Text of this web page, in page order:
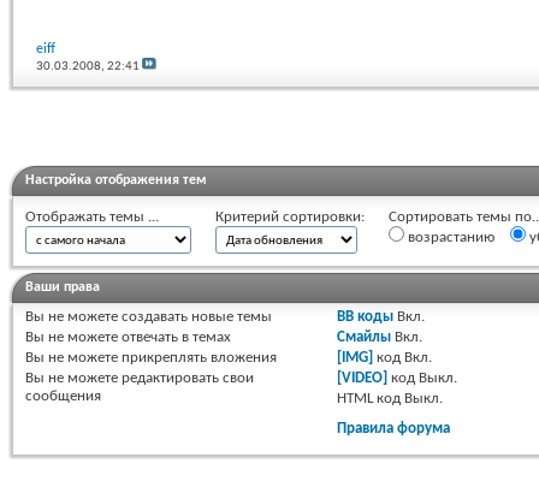
eiff
30.03.2008,22:41
Настройка отображения тем
Отображать темы ... Критерий сортировки:
Сортировать темы
возрастанию
Ваши права
Вы не можете создавать новые темы
Вы не можете отвечать в темах
Вы не можете прикреплять вложения
Вы не можете редактировать свои
сообщения
BB коды Вкл.
Смайлы Вкл.
[IMG] код Вкл.
[VIDEO] код Выкл.
HTML код Выкл.
Правила форума